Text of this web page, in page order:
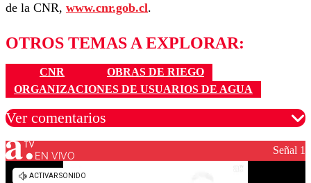
de la CNR, www.cnr.gob.cl.
OTROS TEMAS A EXPLORAR:
CNR
OBRAS DE RIEGO
ORGANIZACIONES DE USUARIOS DE AGUA
Ver comentarios
Los comentarios son moderados para garantizar un
EN VIVO Señal 1